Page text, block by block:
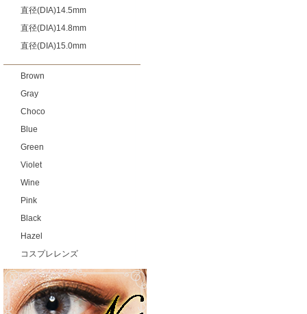
直径(DIA)14.5mm
直径(DIA)14.8mm
直径(DIA)15.0mm
Brown
Gray
Choco
Blue
Green
Violet
Wine
Pink
Black
Hazel
コスプレレンズ